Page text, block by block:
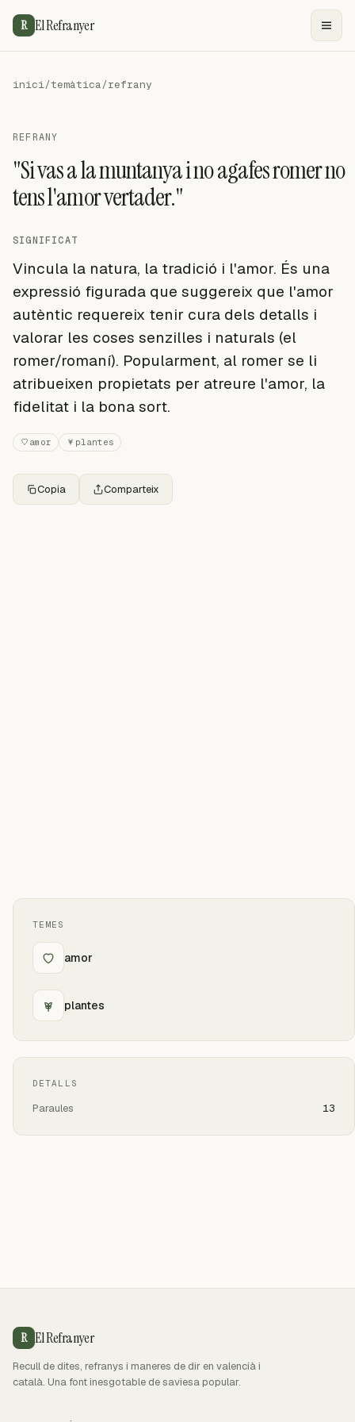
R El Refranyer
inici/temàtica/refrany
REFRANY
"Si vas a la muntanya i no agafes romer no
tens l'amor vertader."
SIGNIFICAT
Vincula la natura, la tradició i l'amor. És una
expressió figurada que suggereix que l'amor
autèntic requereix tenir cura dels detalls i
valorar les coses senzilles i naturals (el
romer/romaní). Popularment, al romer se li
atribueixen propietats per atreure l'amor, la
fidelitat i la bona sort.
amor plantes
Copia Comparteix
TEMES
amor
plantes
DETALLS
Paraules 13
R El Refranyer
Recull de dites, refranys i maneres de dir en valencià i
català. Una font inesgotable de saviesa popular.